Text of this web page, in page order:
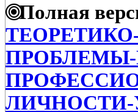
Полная
ПРОБЛЕМЫ-